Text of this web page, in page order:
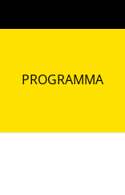
PROGRAMMA